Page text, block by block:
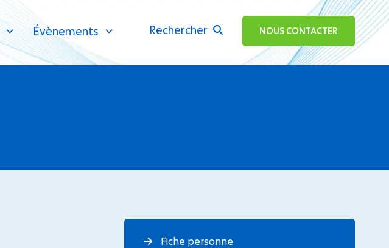
Évènements Rechercher
ok NOUS CONTACTER
Fiche personne